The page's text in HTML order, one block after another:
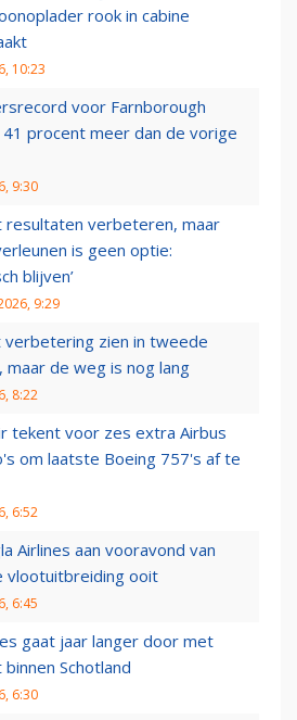
rook in cabine
10:23
voor Farnborough
41 procent meer dan de vorige
9:30
resultaten verbeteren, maar
is geen optie:
blijven’
9:29
verbetering zien in tweede
maar de weg is nog lang
8:22
tekent voor zes extra Airbus
om laatste Boeing 757's af te
6:52
Airlines aan vooravond van
vlootuitbreiding ooit
6:45
gaat jaar langer door met
Schotland
6:30